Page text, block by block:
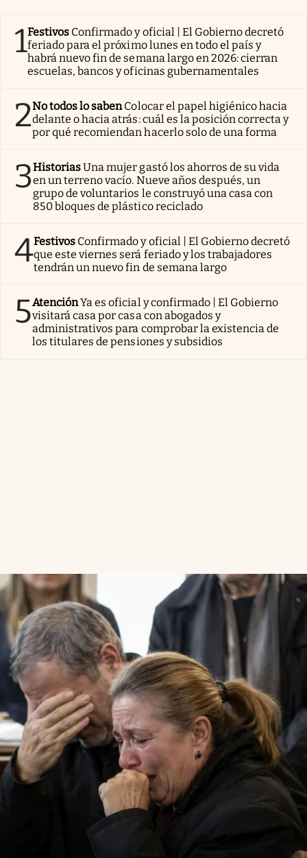
1Festivos Confirmado y oficial | El Gobierno decretó
feriado para el próximo lunes en todo el país y
habrá nuevo fin de semana largo en 2026: cierran
escuelas, bancos y oficinas gubernamentales
2No todos lo sabenColocar el papel higiénico hacia
delante o hacia atrás: cuál es la posición correcta y
por qué recomiendan hacerlo solo de una forma
3HistoriasUna mujer gastó los ahorros de su vida
en un terreno vacío. Nueve años después, un
grupo de voluntarios le construyó una casa con
850 bloques de plástico reciclado
4Festivos Confirmado y oficial | El Gobierno decretó
que este viernes será feriado y los trabajadores
tendrán un nuevo fin de semana largo
5AtenciónYa es oficial y confirmado | El Gobierno
visitará casa por casa con abogados y
administrativos para comprobar la existencia de
los titulares de pensiones y subsidios